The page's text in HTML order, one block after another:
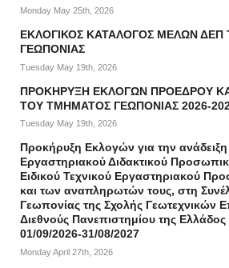
Monday May 25th, 2026
ΕΚΛΟΓΙΚΟΣ ΚΑΤΑΛΟΓΟΣ ΜΕΛΩΝ
ΓΕΩΠΟΝΙΑΣ
Tuesday May 19th, 2026
ΠΡΟΚΗΡΥΞΗ ΕΚΛΟΓΩΝ ΠΡΟΕΔΡΟΥ
ΤΟΥ ΤΜΗΜΑΤΟΣ ΓΕΩΠΟΝΙΑΣ 2026-
Tuesday May 19th, 2026
Προκήρυξη Εκλογών για την
Εργαστηριακού Διδακτικού
Ειδικού Τεχνικού Εργαστηριακού
και των αναπληρωτών τους, στη
Γεωπονίας της Σχολής Γεωτεχνικών
Διεθνούς Πανεπιστημίου της
01/09/2026-31/08/2027
Monday April 27th, 2026